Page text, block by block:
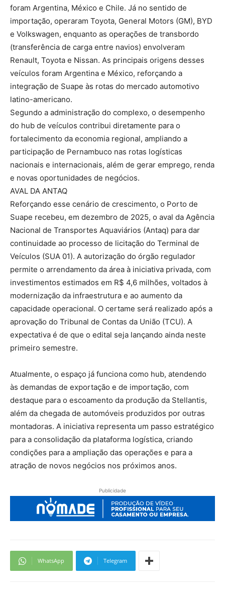
foram Argentina, México e Chile. Já no sentido de
importação, operaram Toyota, General Motors (GM), BYD
e Volkswagen, enquanto as operações de transbordo
(transferência de carga entre navios) envolveram
Renault, Toyota e Nissan. As principais origens desses
veículos foram Argentina e México, reforçando a
integração de Suape às rotas do mercado automotivo
latino-americano.
Segundo a administração do complexo, o desempenho
do hub de veículos contribui diretamente para o
fortalecimento da economia regional, ampliando a
participação de Pernambuco nas rotas logísticas
nacionais e internacionais, além de gerar emprego, renda
e novas oportunidades de negócios.
AVAL DA ANTAQ
Reforçando esse cenário de crescimento, o Porto de
Suape recebeu, em dezembro de 2025, o aval da Agência
Nacional de Transportes Aquaviários (Antaq) para dar
continuidade ao processo de licitação do Terminal de
Veículos (SUA 01). A autorização do órgão regulador
permite o arrendamento da área à iniciativa privada, com
investimentos estimados em R$ 4,6 milhões, voltados à
modernização da infraestrutura e ao aumento da
capacidade operacional. O certame será realizado após a
aprovação do Tribunal de Contas da União (TCU). A
expectativa é de que o edital seja lançando ainda neste
primeiro semestre.
Atualmente, o espaço já funciona como hub, atendendo
às demandas de exportação e de importação, com
destaque para o escoamento da produção da Stellantis,
além da chegada de automóveis produzidos por outras
montadoras. A iniciativa representa um passo estratégico
para a consolidação da plataforma logística, criando
condições para a ampliação das operações e para a
atração de novos negócios nos próximos anos.
Publicidade
WhatsApp Telegram